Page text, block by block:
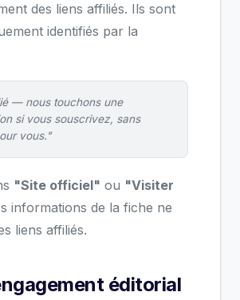
des liens affiliés. Ils sont
identifiés par la
— nous touchons une
si vous souscrivez, sans
vous."
"Site officiel" ou "Visiter
informations de la fiche ne
liens affiliés.
éditorial